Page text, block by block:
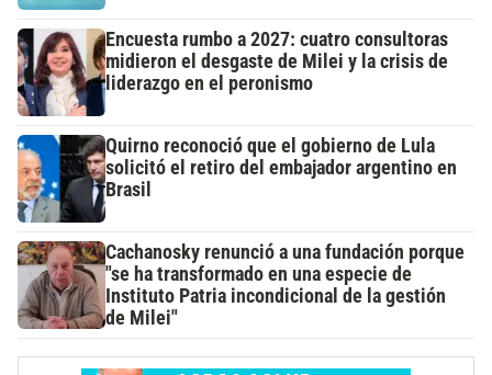
Encuesta rumbo a 2027: cuatro consultoras
midieron el desgaste de Milei y la crisis de
liderazgo en el peronismo
Quirno reconoció que el gobierno de Lula
solicitó el retiro del embajador argentino en
Brasil
Cachanosky renunció a una fundación porque
"se ha transformado en una especie de
Instituto Patria incondicional de la gestión
de Milei"